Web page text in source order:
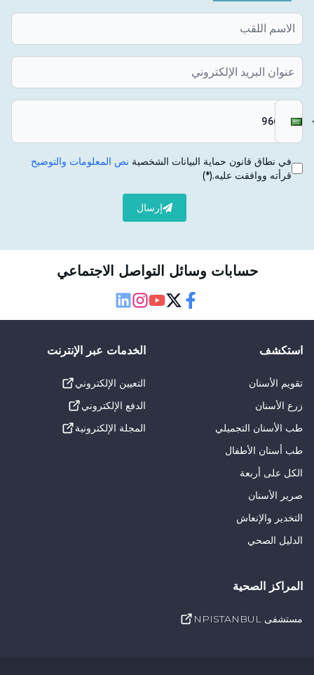
في نطاق قانون حماية البيانات الشخصية نص المعلومات والتوضيح
قرأته ووافقت عليه.(*)
إرسال
حسابات وسائل التواصل الاجتماعي
استكشف
تقويم الأسنان
زرع الأسنان
طب الأسنان التجميلي
طب أسنان الأطفال
الكل على أربعة
صرير الأسنان
التخدير والإنعاش
الدليل الصحي
الخدمات عبر الإنترنت
التعيين الإلكتروني
الدفع الإلكتروني
المجلة الإلكترونية
المراكز الصحية
مستشفى NPISTANBUL